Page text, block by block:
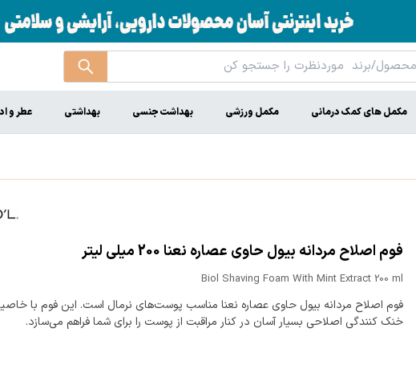
مکمل های کمک درمانی مکمل ورزشی بهداشت جنسی بهداشتی عطر و
فوم اصلاح مردانه بیول حاوی عصاره نعنا 200 میلی لیتر
Biol Shaving Foam With Mint Extract 200 ml
فوم اصلاح مردانه بیول حاوی عصاره نعنا مناسب پوست‌های نرمال است. این فوم با
خنک کنندگی اصلاحی بسیار آسان در کنار مراقبت از پوست را برای شما فراهم می‌سازد.